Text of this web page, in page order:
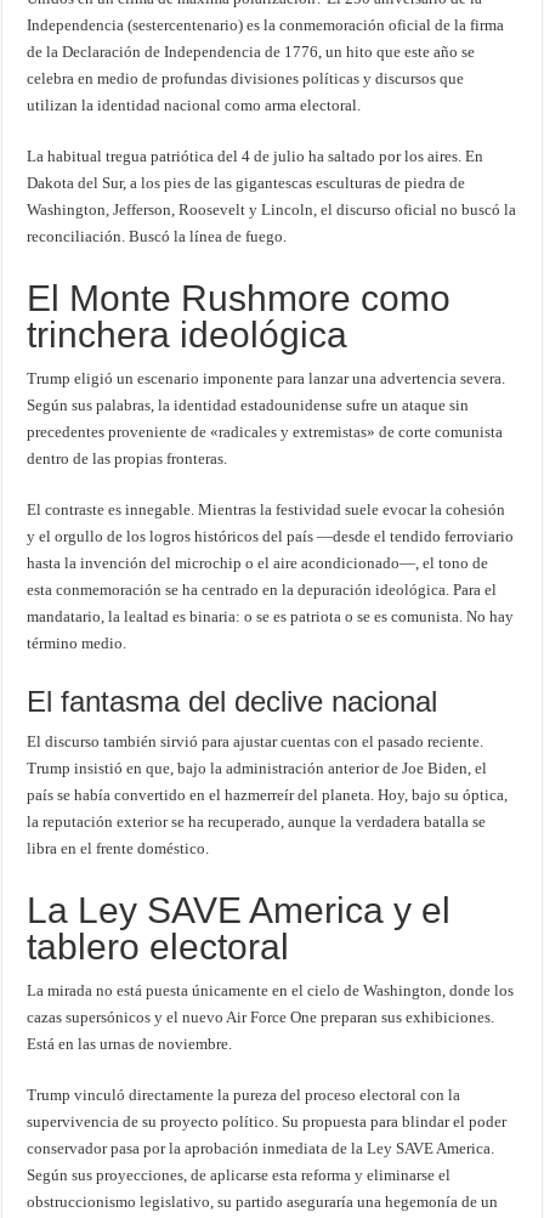
Independencia (sestercentenario) es la conmemoración oficial de la firma
de la Declaración de Independencia de 1776, un hito que este año se
celebra en medio de profundas divisiones políticas y discursos que
utilizan la identidad nacional como arma electoral.
La habitual tregua patriótica del 4 de julio ha saltado por los aires. En
Dakota del Sur, a los pies de las gigantescas esculturas de piedra de
Washington, Jefferson, Roosevelt y Lincoln, el discurso oficial no buscó la
reconciliación. Buscó la línea de fuego.
El Monte Rushmore como
trinchera ideológica
Trump eligió un escenario imponente para lanzar una advertencia severa.
Según sus palabras, la identidad estadounidense sufre un ataque sin
precedentes proveniente de «radicales y extremistas» de corte comunista
dentro de las propias fronteras.
El contraste es innegable. Mientras la festividad suele evocar la cohesión
y el orgullo de los logros históricos del país —desde el tendido ferroviario
hasta la invención del microchip o el aire acondicionado—, el tono de
esta conmemoración se ha centrado en la depuración ideológica. Para el
mandatario, la lealtad es binaria: o se es patriota o se es comunista. No hay
término medio.
El fantasma del declive nacional
El discurso también sirvió para ajustar cuentas con el pasado reciente.
Trump insistió en que, bajo la administración anterior de Joe Biden, el
país se había convertido en el hazmerreír del planeta. Hoy, bajo su óptica,
la reputación exterior se ha recuperado, aunque la verdadera batalla se
libra en el frente doméstico.
La Ley SAVE America y el
tablero electoral
La mirada no está puesta únicamente en el cielo de Washington, donde los
cazas supersónicos y el nuevo Air Force One preparan sus exhibiciones.
Está en las urnas de noviembre.
Trump vinculó directamente la pureza del proceso electoral con la
supervivencia de su proyecto político. Su propuesta para blindar el poder
conservador pasa por la aprobación inmediata de la Ley SAVE America.
Según sus proyecciones, de aplicarse esta reforma y eliminarse el
obstruccionismo legislativo, su partido aseguraría una hegemonía de un